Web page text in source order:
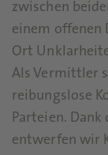
zwischen
einem offenen
Ort
Als Vermittler
reibungslose
Parteien.
entwerfen wir